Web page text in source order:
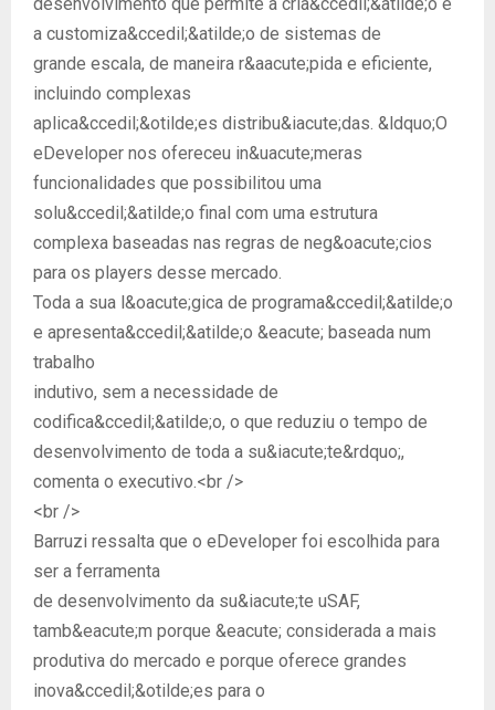
a customiza&ccedil;&atilde;o de sistemas de
grande escala, de maneira r&aacute;pida e eficiente,
incluindo complexas
aplica&ccedil;&otilde;es distribu&iacute;das. &ldquo;O
eDeveloper nos ofereceu in&uacute;meras
funcionalidades que possibilitou uma
solu&ccedil;&atilde;o final com uma estrutura
complexa baseadas nas regras de neg&oacute;cios
para os players desse mercado.
Toda a sua l&oacute;gica de programa&ccedil;&atilde;o
e apresenta&ccedil;&atilde;o &eacute; baseada num
trabalho
indutivo, sem a necessidade de
codifica&ccedil;&atilde;o, o que reduziu o tempo de
desenvolvimento de toda a su&iacute;te&rdquo;,
comenta o executivo.<br />
<br />
Barruzi ressalta que o eDeveloper foi escolhida para
ser a ferramenta
de desenvolvimento da su&iacute;te uSAF,
tamb&eacute;m porque &eacute; considerada a mais
produtiva do mercado e porque oferece grandes
inova&ccedil;&otilde;es para o